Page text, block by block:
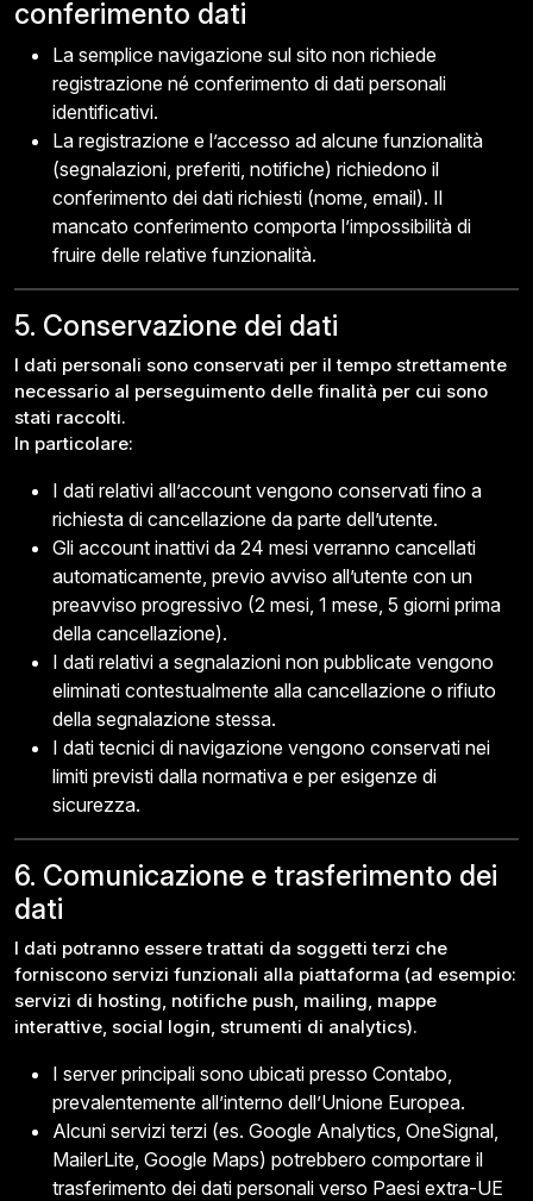
conferimento dati
La semplice navigazione sul sito non richiede
registrazione né conferimento di dati personali
identificativi.
La registrazione e l’accesso ad alcune funzionalità
(segnalazioni, preferiti, notifiche) richiedono il
conferimento dei dati richiesti (nome, email). Il
mancato conferimento comporta l’impossibilità di
fruire delle relative funzionalità.
5. Conservazione dei dati
I dati personali sono conservati per il tempo strettamente
necessario al perseguimento delle finalità per cui sono
stati raccolti.
In particolare:
I dati relativi all’account vengono conservati fino a
richiesta di cancellazione da parte dell’utente.
Gli account inattivi da 24 mesi verranno cancellati
automaticamente, previo avviso all’utente con un
preavviso progressivo (2 mesi, 1 mese, 5 giorni prima
della cancellazione).
I dati relativi a segnalazioni non pubblicate vengono
eliminati contestualmente alla cancellazione o rifiuto
della segnalazione stessa.
I dati tecnici di navigazione vengono conservati nei
limiti previsti dalla normativa e per esigenze di
sicurezza.
6. Comunicazione e trasferimento dei
dati
I dati potranno essere trattati da soggetti terzi che
forniscono servizi funzionali alla piattaforma (ad esempio:
servizi di hosting, notifiche push, mailing, mappe
interattive, social login, strumenti di analytics).
I server principali sono ubicati presso Contabo,
prevalentemente all’interno dell’Unione Europea.
Alcuni servizi terzi (es. Google Analytics, OneSignal,
MailerLite, Google Maps) potrebbero comportare il
trasferimento dei dati personali verso Paesi extra-UE